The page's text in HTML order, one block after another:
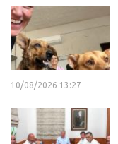
10/08/2026 13:27